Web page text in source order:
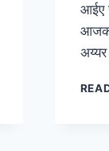
आईए